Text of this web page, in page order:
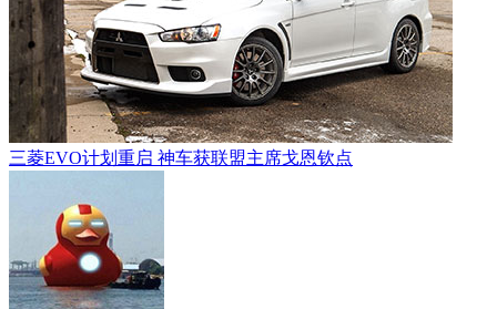
三菱EVO计划重启 神车获联盟主席戈恩钦点